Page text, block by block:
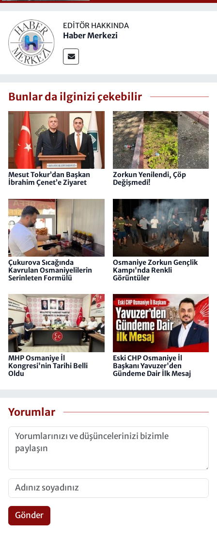
EDITÖR HAKKINDA
Haber Merkezi
Bunlar da ilginizi çekebilir
Mesut Tokur’dan Başkan
İbrahim Çenet’e Ziyaret
Zorkun Yenilendi, Çöp
Değişmedi!
Çukurova Sıcağında
Kavrulan Osmaniyelilerin
Serinleten Formülü
Osmaniye Zorkun Gençlik
Kampı'nda Renkli
Görüntüler
MHP Osmaniye İl
Kongresi'nin Tarihi Belli
Oldu
Eski CHP Osmaniye İl
Başkanı Yavuzer'den
Gündeme Dair İlk Mesaj
Yorumlar
Gönder